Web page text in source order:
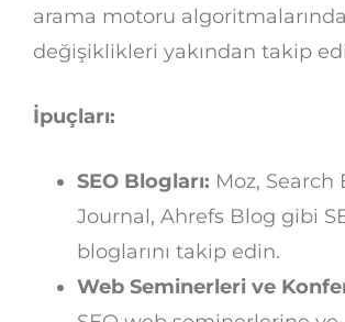
arama motoru
değişiklikleri yakından takip
İpuçları:
SEO Blogları: Moz, Search
Journal, Ahrefs Blog gibi
bloglarını takip edin.
Web Seminerleri ve